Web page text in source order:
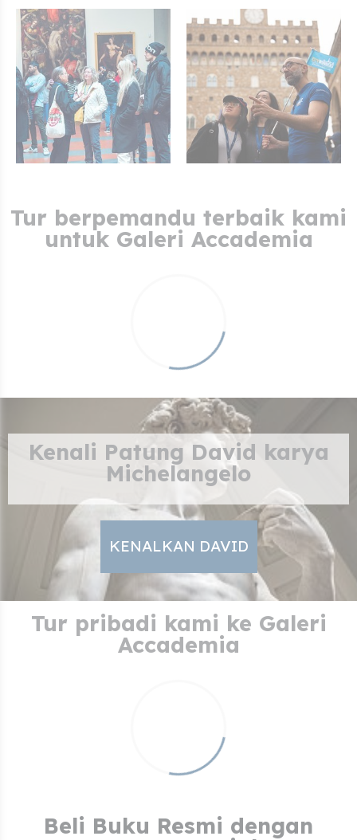
Tur berpemandu terbaik kami
untuk Galeri Accademia
Kenali Patung David karya
Michelangelo
KENALKAN DAVID
Tur pribadi kami ke Galeri
Accademia
Beli Buku Resmi dengan